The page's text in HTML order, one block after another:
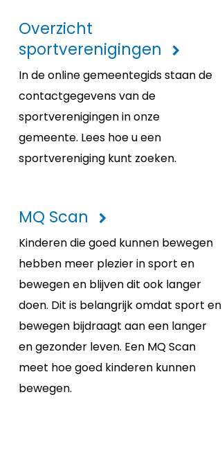
Overzicht
sportverenigingen
In de online gemeentegids staan de
contactgegevens van de
sportverenigingen in onze
gemeente. Lees hoe u een
sportvereniging kunt zoeken.
MQ Scan
Kinderen die goed kunnen bewegen
hebben meer plezier in sport en
bewegen en blijven dit ook langer
doen. Dit is belangrijk omdat sport en
bewegen bijdraagt aan een langer
en gezonder leven. Een MQ Scan
meet hoe goed kinderen kunnen
bewegen.